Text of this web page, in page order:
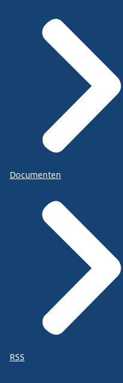
Documenten
RSS